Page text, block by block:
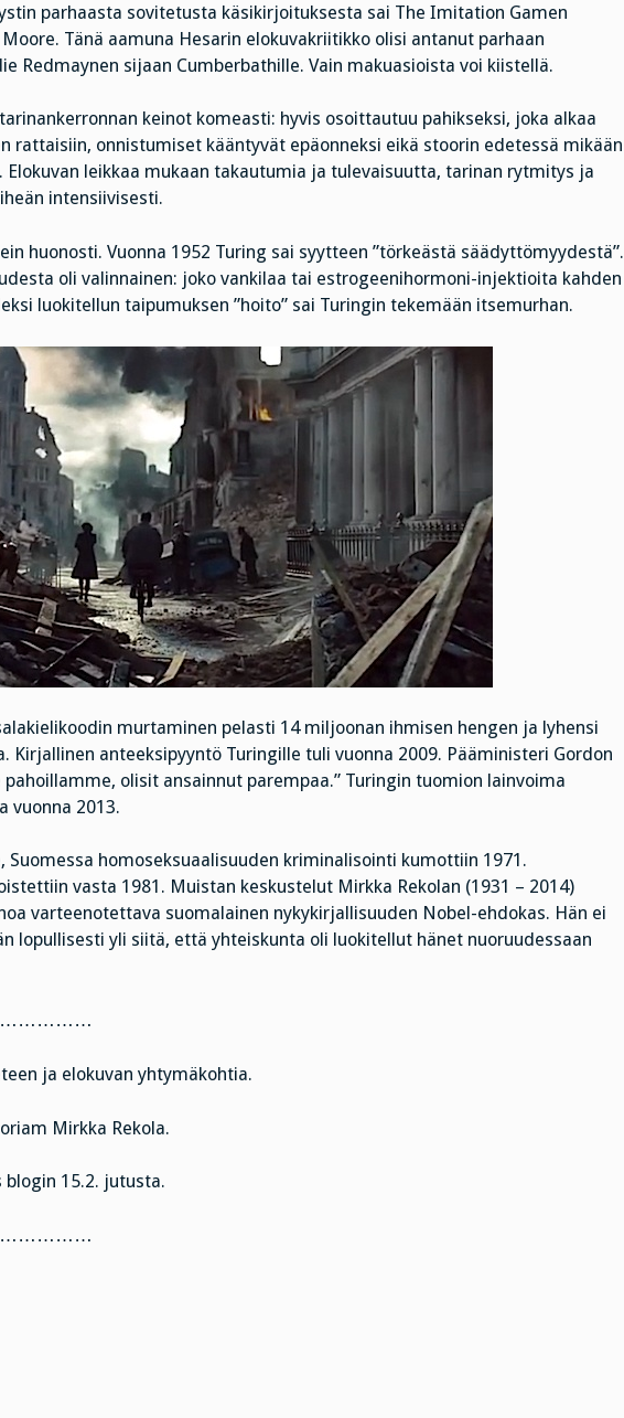
parhaasta sovitetusta käsikirjoituksesta sai The Imitation Gamen
Tänä aamuna Hesarin elokuvakriitikko olisi antanut parhaan
Redmaynen sijaan Cumberbathille. Vain makuasioista voi kiistellä.
keinot komeasti: hyvis osoittautuu pahikseksi, joka alkaa
rattaisiin, onnistumiset kääntyvät epäonneksi eikä stoorin edetessä mikään
leikkaa mukaan takautumia ja tulevaisuutta, tarinan rytmitys ja
intensiivisesti.
huonosti. Vuonna 1952 Turing sai syytteen ”törkeästä säädyttömyydestä”.
oli valinnainen: joko vankilaa tai estrogeenihormoni-injektioita kahden
luokitellun taipumuksen ”hoito” sai Turingin tekemään itsemurhan.
murtaminen pelasti 14 miljoonan ihmisen hengen ja lyhensi
Kirjallinen anteeksipyyntö Turingille tuli vuonna 2009. Pääministeri Gordon
pahoillamme, olisit ansainnut parempaa.” Turingin tuomion lainvoima
vuonna 2013.
Suomessa homoseksuaalisuuden kriminalisointi kumottiin 1971.
vasta 1981. Muistan keskustelut Mirkka Rekolan (1931 – 2014)
varteenotettava suomalainen nykykirjallisuuden Nobel-ehdokas. Hän ei
lopullisesti yli siitä, että yhteiskunta oli luokitellut hänet nuoruudessaan
ja elokuvan yhtymäkohtia.
Mirkka Rekola.
15.2. jutusta.